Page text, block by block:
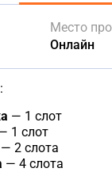
Место
Онлайн
— 1 слот
1 слот
— 2 слота
— 4 слота